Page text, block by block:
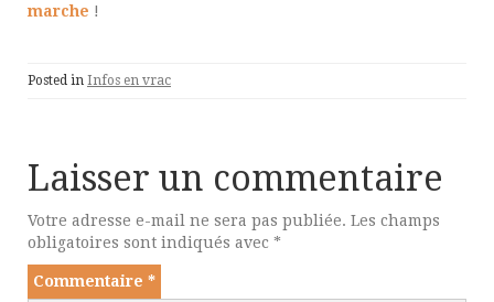
marche !
Posted in Infos en vrac
Laisser un commentaire
Votre adresse e-mail ne sera pas publiée. Les champs
obligatoires sont indiqués avec *
Commentaire *